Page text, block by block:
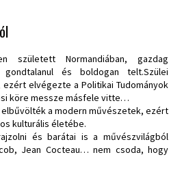
született Normandiában, gazdag
gondtalanul és boldogan telt.Szülei
elvégezte a Politikai Tudományok
köre messze másfele vitte…
elbűvölték a modern művészetek, ezért
kulturális életébe.
és barátai is a művészvilágból
Jean Cocteau… nem csoda, hogy